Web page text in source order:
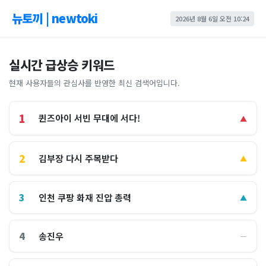
뉴토끼 | newtoki 2026년 8월 6일 오전 10:24
실시간 급상승 키워드
현재 사용자들의 관심사를 반영한 최신 검색어입니다.
1 퀸즈아이 서빈 무대에 서다! ▲
2 김부장 다시 주목받다 ▲
3 인천 쿠팡 화재 진압 총력 ▲
4 송진우 ―